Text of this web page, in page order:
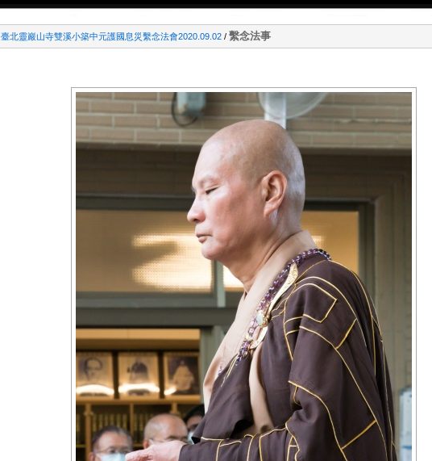
臺北靈巖山寺雙溪小築中元護國息災繫念法會2020.09.02 / 繫念法事